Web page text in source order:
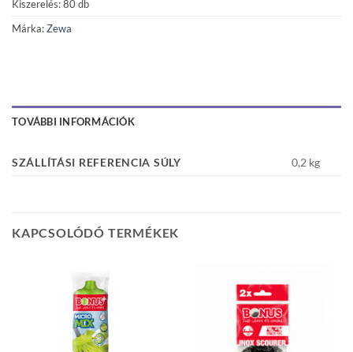
Kiszerelés: 80 db
Márka:Zewa
TOVÁBBI INFORMÁCIÓK
SZÁLLÍTÁSI REFERENCIA SÚLY 0,2 kg
KAPCSOLÓDÓ TERMÉKEK